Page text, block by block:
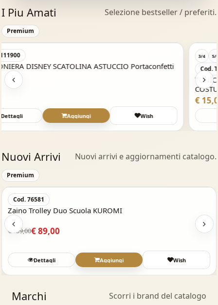
I Piu Amati Selezione bestseller / preferiti.
Premium
3/4
Cod. TCW-06608
TUNICA Vari colori BAMBINO, BAMBINA E ADULTO
COSTUME per RECITE SAGGI SCUOLA
Dettagli
Nuovi Arrivi Nuovi arrivi e aggiornamenti catalogo.
Premium
Cod. 76582
Zaino Trolley Duo Scuola HELLO KITTY
€ 139,00
Dettagli Aggiungi Wish
Marchi Scorri i brand del catalogo